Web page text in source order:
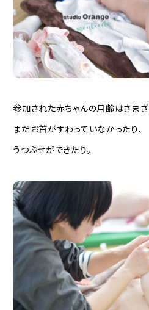
参加された赤ちゃんの月齢はさまざ
まだお首がすわっていなかったり、
うつぶせができたり。